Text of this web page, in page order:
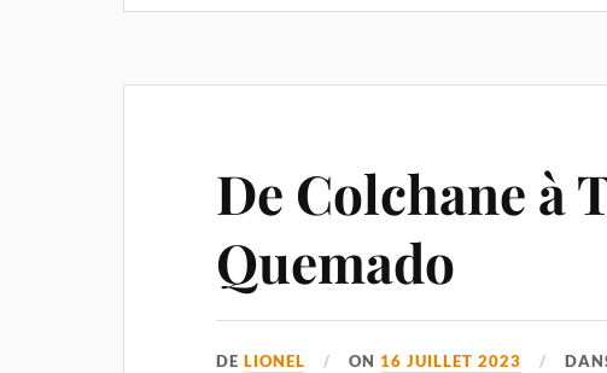
De Colchane à
Quemado
DELIONEL ON 16 JUILLET 2023